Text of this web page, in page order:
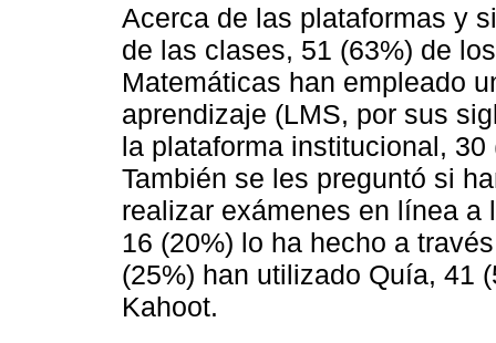
Acerca de las plataformas y
de las clases, 51 (63%) de
Matemáticas han empleado
aprendizaje (LMS, por sus
la plataforma institucional,
También se les preguntó si
realizar exámenes en línea a
16 (20%) lo ha hecho a
(25%) han utilizado Quía, 41
Kahoot.